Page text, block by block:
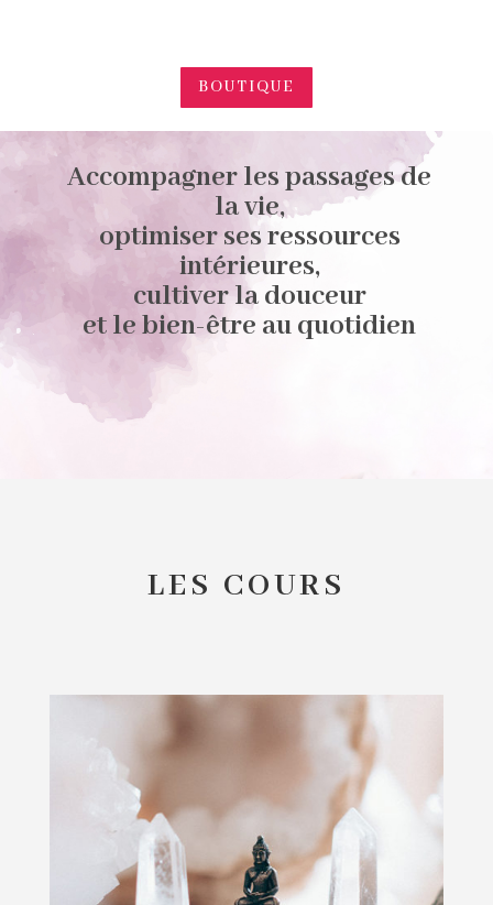
BOUTIQUE
Accompagner les passages de
la vie,
optimiser ses ressources
intérieures,
cultiver la douceur
et le bien-être au quotidien
LES COURS